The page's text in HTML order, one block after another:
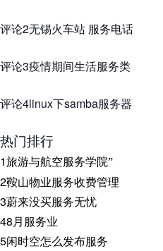
评论2无锡火车站 服务电话
评论3疫情期间生活服务类
评论4linux下samba服务器
热门排行
1旅游与航空服务学院”
2鞍山物业服务收费管理
3蔚来没买服务无忧
48月服务业
5闲时空怎么发布服务